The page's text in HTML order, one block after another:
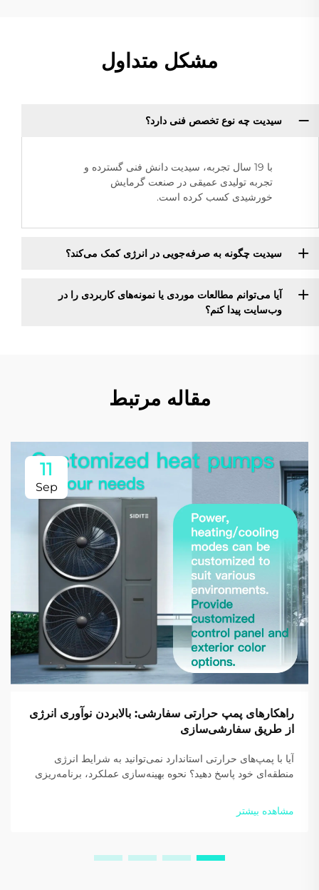
مشکل متداول
سیدیت چه نوع تخصص فنی دارد؟
با 19 سال تجربه، سیدیت دانش فنی گسترده و
تجربه تولیدی عمیقی در صنعت گرمایش
خورشیدی کسب کرده است.
سیدیت چگونه به صرفه‌جویی در انرژی کمک می‌کند؟
آیا می‌توانم مطالعات موردی یا نمونه‌های کاربردی را در
وب‌سایت پیدا کنم؟
مقاله مرتبط
11
Sep
راهکارهای پمپ حرارتی سفارشی: بالابردن نوآوری انرژی
از طریق سفارشی‌سازی
آیا با پمپ‌های حرارتی استاندارد نمی‌توانید به شرایط انرژی
منطقه‌ای خود پاسخ دهید؟ نحوه بهینه‌سازی عملکرد، برنامه‌ریزی
را کشف کنید. امروز با ما همکاری کنید.
مشاهده بیشتر